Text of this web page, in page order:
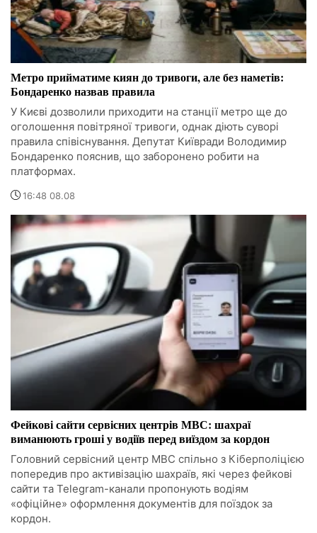
Метро прийматиме киян до тривоги, але без наметів:
Бондаренко назвав правила
У Києві дозволили приходити на станції метро ще до
оголошення повітряної тривоги, однак діють суворі
правила співіснування. Депутат Київради Володимир
Бондаренко пояснив, що заборонено робити на
платформах.
16:48 08.08
Фейкові сайти сервісних центрів МВС: шахраї
виманюють гроші у водіїв перед виїздом за кордон
Головний сервісний центр МВС спільно з Кіберполіцією
попередив про активізацію шахраїв, які через фейкові
сайти та Telegram-канали пропонують водіям
«офіційне» оформлення документів для поїздок за
кордон.